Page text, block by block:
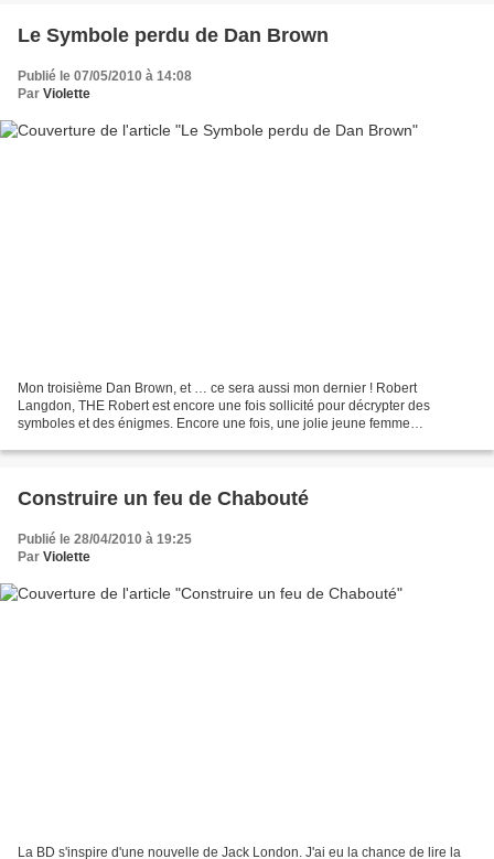
Le Symbole perdu de Dan Brown
Publié le 07/05/2010 à 14:08
Par Violette
Mon troisième Dan Brown, et … ce sera aussi mon dernier ! Robert
Langdon, THE Robert est encore une fois sollicité pour décrypter des
symboles et des énigmes. Encore une fois, une jolie jeune femme
Construire un feu de Chabouté
Publié le 28/04/2010 à 19:25
Par Violette
La BD s'inspire d'une nouvelle de Jack London. J'ai eu la chance de lire la